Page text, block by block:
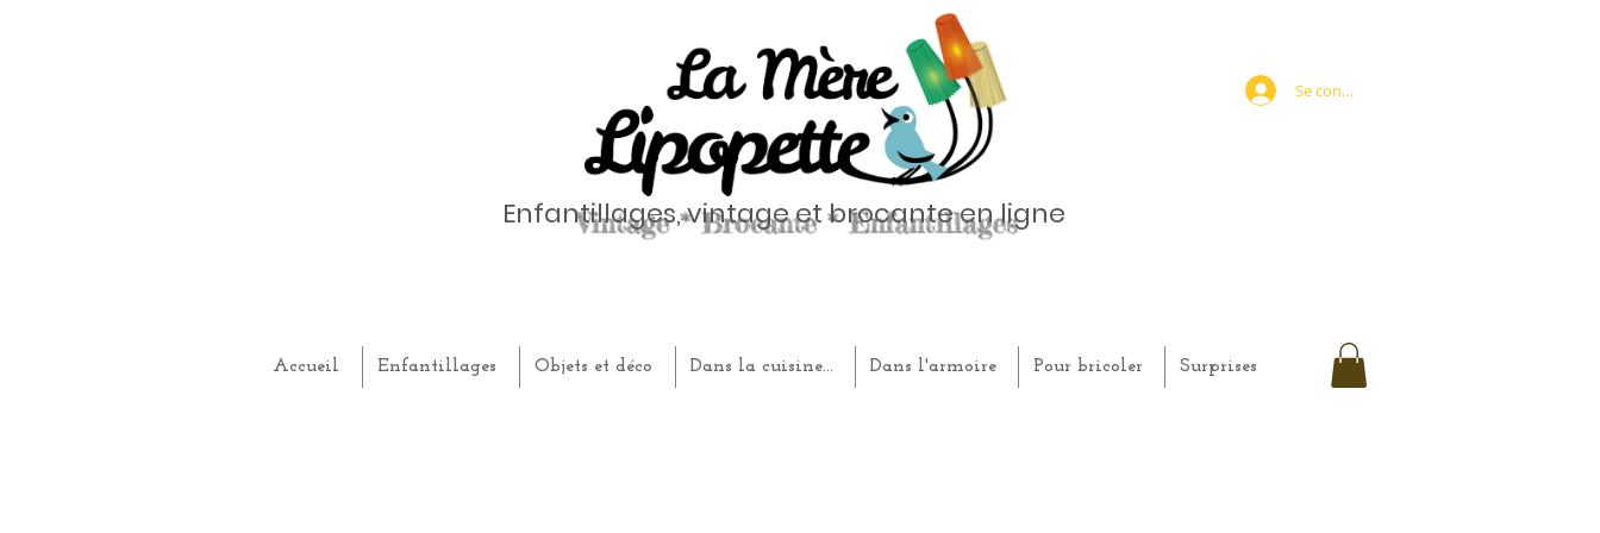
Enfantillages, vintage et brocante en ligne
Accueil Enfantillages Objets et déco Dans la cuisine... Dans l'armoire Pour bricoler Surprises
Se connecter